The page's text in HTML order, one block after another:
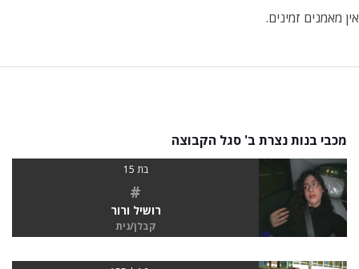
אין מאמנים זמינים.
מכבי בנות נצרת ב' סגל הקבוצה
בת 15
#
רושיל ורור
קבלן/נית